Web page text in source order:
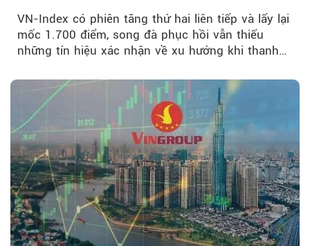
VN-Index có phiên tăng thứ hai liên tiếp và lấy lại
mốc 1.700 điểm, song đà phục hồi vẫn thiếu
những tín hiệu xác nhận về xu hướng khi thanh